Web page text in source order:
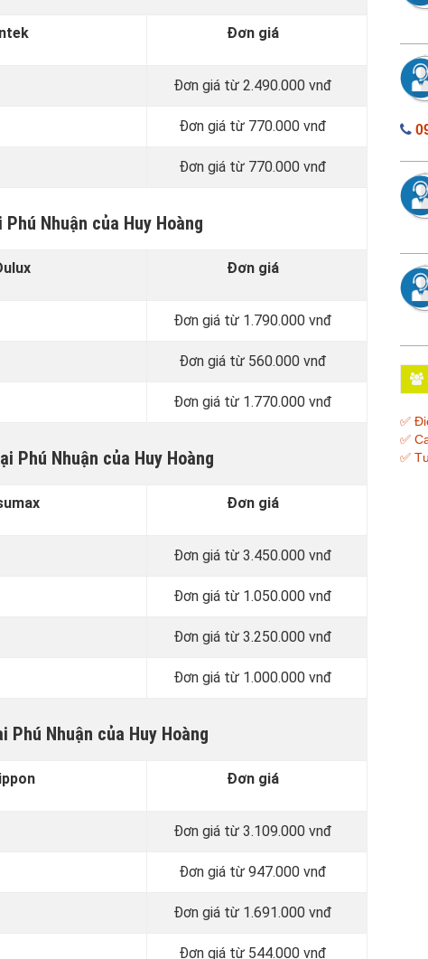
Đơn giá
Đơn giá từ 2.490.000 vnđ
Đơn giá từ 770.000 vnđ
Đơn giá từ 770.000 vnđ
Nhuận của Huy Hoàng
Đơn giá
Đơn giá từ 1.790.000 vnđ
Đơn giá từ 560.000 vnđ
Đơn giá từ 1.770.000 vnđ
Phú Nhuận của Huy Hoàng
Đơn giá
Đơn giá từ 3.450.000 vnđ
Đơn giá từ 1.050.000 vnđ
Đơn giá từ 3.250.000 vnđ
Đơn giá từ 1.000.000 vnđ
Nhuận của Huy Hoàng
Đơn giá
Đơn giá từ 3.109.000 vnđ
Đơn giá từ 947.000 vnđ
Đơn giá từ 1.691.000 vnđ
Đơn giá từ 544.000 vnđ
✅
✅
✅